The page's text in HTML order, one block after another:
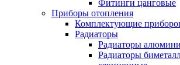
Фитинги цанговые
Приборы отопления
Комплектующие
Радиаторы
Радиаторы
Радиаторы